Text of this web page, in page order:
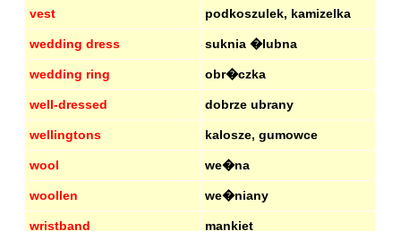
vest podkoszulek, kamizelka
wedding dress suknia �lubna
wedding ring obr�czka
well-dressed dobrze ubrany
wellingtons kalosze, gumowce
wool we�na
woollen we�niany
wristband mankiet